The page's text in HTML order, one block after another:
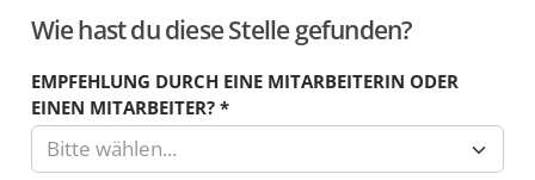
zwei
Feldern
kannst
du
die
Währung
Wie hast du diese Stelle gefunden?
EMPFEHLUNG DURCH EINE MITARBEITERIN ODER
EINEN MITARBEITER? *
Bitte wählen...